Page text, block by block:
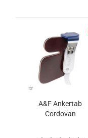
A&F Ankertab
Cordovan